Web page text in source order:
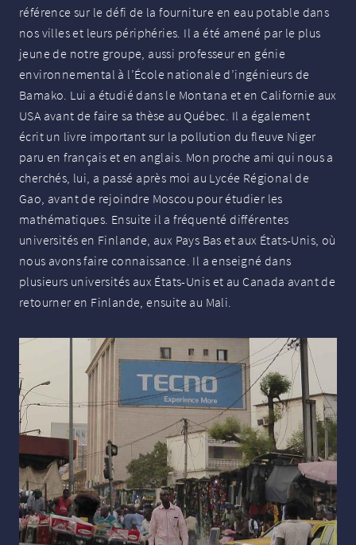
référence sur le défi de la fourniture en eau potable dans
nos villes et leurs périphéries. Il a été amené par le plus
jeune de notre groupe, aussi professeur en génie
environnemental à l’École nationale d’ingénieurs de
Bamako. Lui a étudié dans le Montana et en Californie aux
USA avant de faire sa thèse au Québec. Il a également
écrit un livre important sur la pollution du fleuve Niger
paru en français et en anglais. Mon proche ami qui nous a
cherchés, lui, a passé après moi au Lycée Régional de
Gao, avant de rejoindre Moscou pour étudier les
mathématiques. Ensuite il a fréquenté différentes
universités en Finlande, aux Pays Bas et aux États-Unis, où
nous avons faire connaissance. Il a enseigné dans
plusieurs universités aux États-Unis et au Canada avant de
retourner en Finlande, ensuite au Mali.